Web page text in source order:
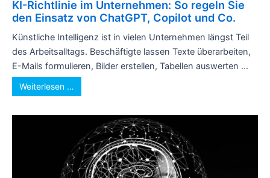
KI-Richtlinie im Unternehmen: So regeln Sie
den Einsatz von ChatGPT, Copilot und Co.
Künstliche Intelligenz ist in vielen Unternehmen längst Teil
des Arbeitsalltags. Beschäftigte lassen Texte überarbeiten,
E-Mails formulieren, Bilder erstellen, Tabellen auswerten ...
Weiterlesen …